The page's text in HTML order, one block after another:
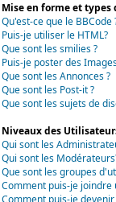
Mise en forme et types
Qu'est-ce que le BBCode
Puis-je utiliser le HTML?
Que sont les smilies ?
Puis-je poster des
Que sont les Annonces ?
Que sont les Post-it ?
Que sont les sujets de
Niveaux des
Qui sont les
Qui sont les
Que sont les groupes
Comment puis-je
Comment puis-je